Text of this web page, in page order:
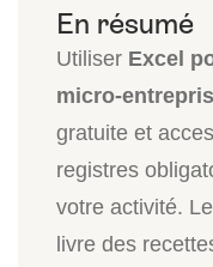
Utiliser Excel
micro-
gratuite et
registres
votre activité.
livre des